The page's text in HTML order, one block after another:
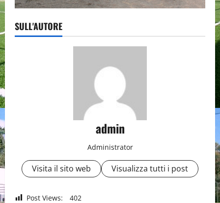
SULL'AUTORE
admin
Administrator
Visita il sito web Visualizza tutti i post
Post Views: 402